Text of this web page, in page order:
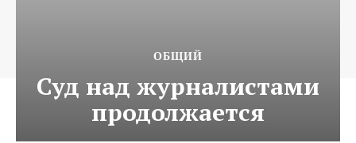
ОБЩИЙ
Суд над журналистами
продолжается